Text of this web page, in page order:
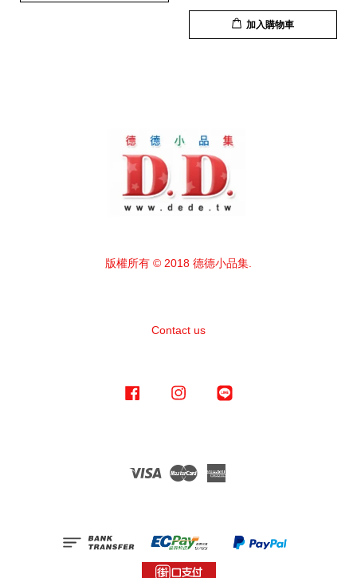
加入購物車
版權所有 © 2018 德德小品集.
Contact us
Facebook Instagram
Visa Master